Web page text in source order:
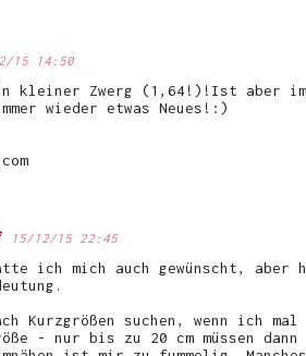
15 14:50
kleiner Zwerg (1,64!)!Ist aber
wieder etwas Neues!:)
15/12/15 22:45
ich mich auch gewünscht,
Kurzgrößen suchen, wenn ich
- nur bis zu 20 cm müssen